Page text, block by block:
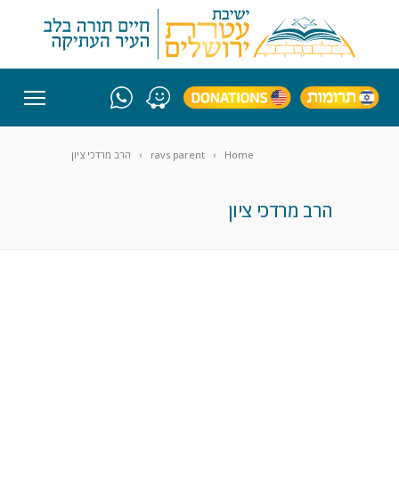
Home
ravs parent הרב מרדכי ציון
הרב מרדכי ציון